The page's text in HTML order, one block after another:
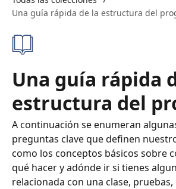
Una guía rápida de la estructura del
Una guía rápida
estructura del
A continuación se enumeran
preguntas clave que definen
como los conceptos básicos sobre
qué hacer y adónde ir si tienes
relacionada con una clase,